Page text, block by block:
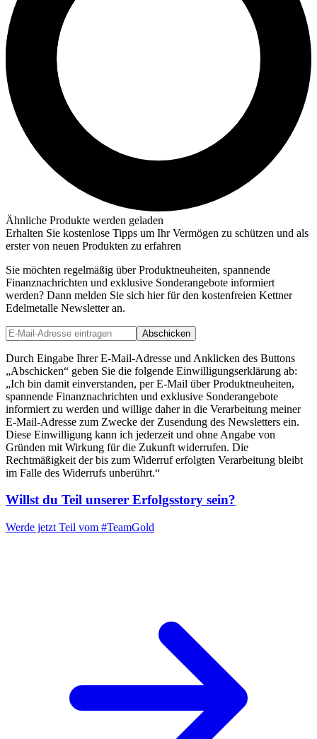
Ähnliche Produkte werden geladen
Erhalten Sie kostenlose Tipps um Ihr Vermögen zu schützen und als
erster von neuen Produkten zu erfahren
Sie möchten regelmäßig über Produktneuheiten, spannende
Finanznachrichten und exklusive Sonderangebote informiert
werden? Dann melden Sie sich hier für den kostenfreien Kettner
Edelmetalle Newsletter an.
Abschicken
Durch Eingabe Ihrer E-Mail-Adresse und Anklicken des Buttons
„Abschicken“ geben Sie die folgende Einwilligungserklärung ab:
„Ich bin damit einverstanden, per E-Mail über Produktneuheiten,
spannende Finanznachrichten und exklusive Sonderangebote
informiert zu werden und willige daher in die Verarbeitung meiner
E-Mail-Adresse zum Zwecke der Zusendung des Newsletters ein.
Diese Einwilligung kann ich jederzeit und ohne Angabe von
Gründen mit Wirkung für die Zukunft widerrufen. Die
Rechtmäßigkeit der bis zum Widerruf erfolgten Verarbeitung bleibt
im Falle des Widerrufs unberührt.“
Willst du Teil unserer Erfolgsstory sein?
Werde jetzt Teil vom #TeamGold